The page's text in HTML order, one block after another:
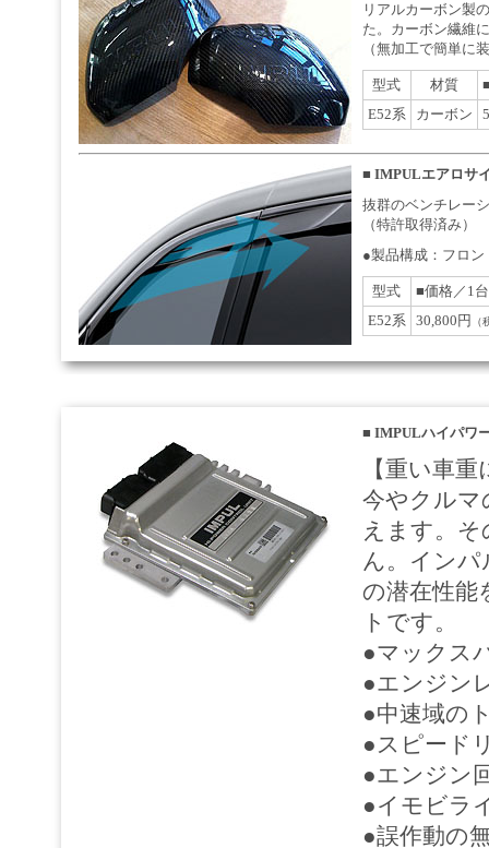
リアルカーボン製
た。カーボン繊維
（無加工で簡単に
型式 材質
E52系
カーボン
■ IMPULエアロサ
抜群のベンチレー
（特許取得済み）
●製品構成：フロ
型式
■価格／1
E52系
30,800円 （
■ IMPULハイパワ
【重い車
今やクルマ
えます。
ん。イン
の潜在性能
トです。
●マックス
●エンジン
●中速域の
●スピード
●エンジン
●イモビラ
●誤作動の